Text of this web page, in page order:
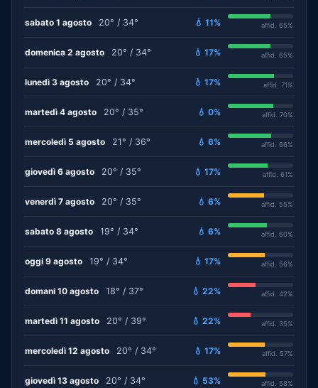
sabato 1 agosto 20° / 34° 💧 11% affid. 65%
domenica 2 agosto 20° / 34° 💧 17% affid. 65%
lunedì 3 agosto 20° / 34° 💧 17% affid. 71%
martedì 4 agosto 20° / 35° 💧 0% affid. 70%
mercoledì 5 agosto 21° / 36° 💧 6% affid. 66%
giovedì 6 agosto 20° / 35° 💧 17% affid. 61%
venerdì 7 agosto 20° / 35° 💧 6% affid. 55%
sabato 8 agosto 19° / 34° 💧 6% affid. 60%
oggi 9 agosto 19° / 34° 💧 17% affid. 56%
domani 10 agosto 18° / 37° 💧 22% affid. 42%
martedì 11 agosto 20° / 39° 💧 22% affid. 35%
mercoledì 12 agosto 20° / 34° 💧 17% affid. 57%
giovedì 13 agosto 20° / 34° 💧 53% affid. 58%